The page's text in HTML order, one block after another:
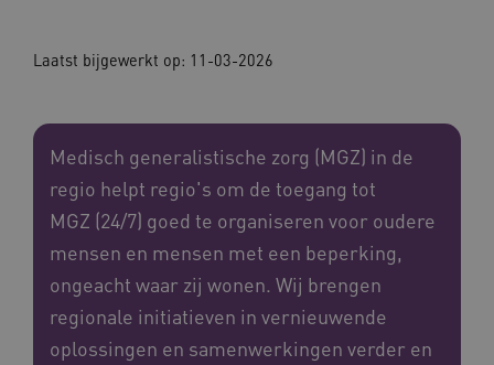
Laatst bijgewerkt op: 11-03-2026
Medisch generalistische zorg (MGZ) in de
regio helpt regio's om de toegang tot
MGZ (24/7) goed te organiseren voor oudere
mensen en mensen met een beperking,
ongeacht waar zij wonen. Wij brengen
regionale initiatieven in vernieuwende
oplossingen en samenwerkingen verder en